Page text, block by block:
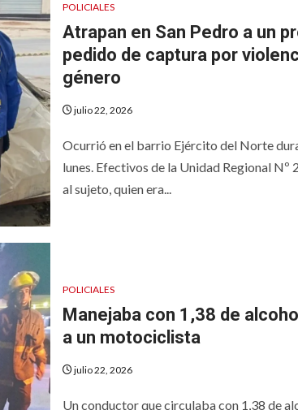
POLICIALES
Atrapan en San Pedro a un
pedido de captura por
género
julio 22, 2026
Ocurrió en el barrio Ejército del Norte
lunes. Efectivos de la Unidad Regional Nº
al sujeto, quien era...
POLICIALES
Manejaba con 1,38 de
a un motociclista
julio 22, 2026
Un conductor que circulaba con 1,38 de